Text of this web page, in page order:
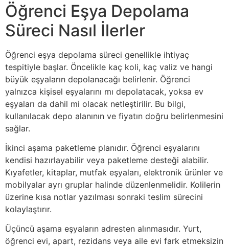
Öğrenci Eşya Depolama
Süreci Nasıl İlerler
Öğrenci eşya depolama süreci genellikle ihtiyaç
tespitiyle başlar. Öncelikle kaç koli, kaç valiz ve hangi
büyük eşyaların depolanacağı belirlenir. Öğrenci
yalnızca kişisel eşyalarını mı depolatacak, yoksa ev
eşyaları da dahil mi olacak netleştirilir. Bu bilgi,
kullanılacak depo alanının ve fiyatın doğru belirlenmesini
sağlar.
İkinci aşama paketleme planıdır. Öğrenci eşyalarını
kendisi hazırlayabilir veya paketleme desteği alabilir.
Kıyafetler, kitaplar, mutfak eşyaları, elektronik ürünler ve
mobilyalar ayrı gruplar halinde düzenlenmelidir. Kolilerin
üzerine kısa notlar yazılması sonraki teslim sürecini
kolaylaştırır.
Üçüncü aşama eşyaların adresten alınmasıdır. Yurt,
öğrenci evi, apart, rezidans veya aile evi fark etmeksizin